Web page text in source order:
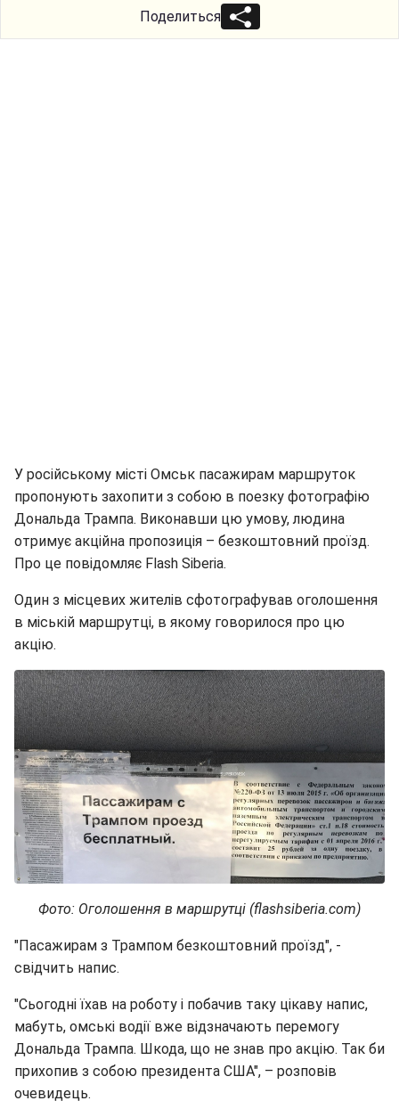
Поделиться
У російському місті Омськ пасажирам маршруток
пропонують захопити з собою в поезку фотографію
Дональда Трампа. Виконавши цю умову, людина
отримує акційна пропозиція – безкоштовний проїзд.
Про це повідомляє Flash Siberia.
Один з місцевих жителів сфотографував оголошення
в міській маршрутці, в якому говорилося про цю
акцію.
Фото: Оголошення в маршрутці (flashsiberia.com)
"Пасажирам з Трампом безкоштовний проїзд", -
свідчить напис.
"Сьогодні їхав на роботу і побачив таку цікаву напис,
мабуть, омські водії вже відзначають перемогу
Дональда Трампа. Шкода, що не знав про акцію. Так би
прихопив з собою президента США", – розповів
очевидець.